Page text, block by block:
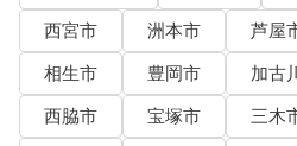
西宮市
洲本市 芦屋
相生市
豊岡市 加古
西脇市
宝塚市 三木